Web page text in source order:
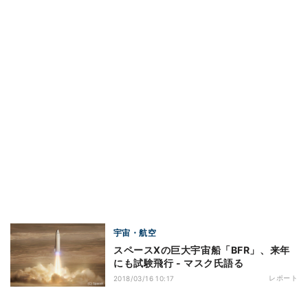
宇宙・航空
スペースXの巨大宇宙船「BFR」、来年
にも試験飛行 - マスク氏語る
2018/03/16 10:17 レポート